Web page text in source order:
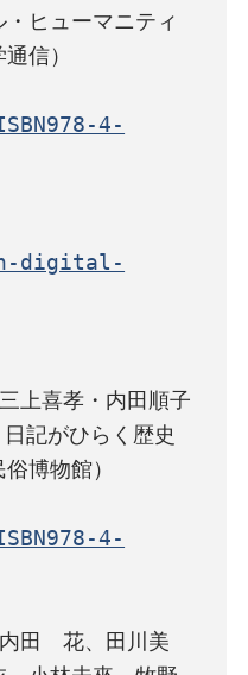
・ヒューマニティ
4-
digital-
上喜孝・内田順子
記がひらく歴史
4-
田　花、田川美